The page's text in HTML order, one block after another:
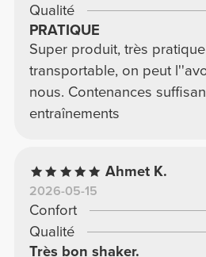
Qualité
PRATIQUE
Super produit, très
transportable, on peut
nous. Contenances
entraînements
Ahmet K.
2026-05-15
Confort
Qualité
Très bon shaker.